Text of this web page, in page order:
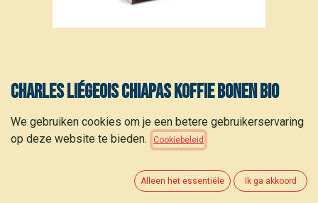
Charles Liégeois Chiapas Koffie bonen bio
250g
6,65€
We gebruiken cookies om je een betere gebruikerservaring
op deze website te bieden.
Cookiebeleid
Alleen het essentiële Ik ga akkoord